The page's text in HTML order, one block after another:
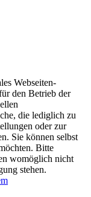
Webseiten-
den Betrieb der
die lediglich zu
oder zur
Sie können selbst
Bitte
womöglich nicht
stehen.